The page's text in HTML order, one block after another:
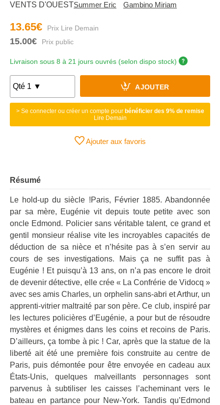
VENTS D'OUESTSummer Eric Gambino Miriam
13.65€
15.00€
Livraison sous 8 à 21 jours ouvrés (selon dispo stock)
AJOUTER
> Se connecter ou créer un compte pour bénéficier des 9% de remise
Lire Demain
Ajouter aux favoris
Résumé
Le hold-up du siècle !Paris, Février 1885. Abandonnée
par sa mère, Eugénie vit depuis toute petite avec son
oncle Edmond. Policier sans véritable talent, ce grand et
gentil monsieur réalise vite les incroyables capacités de
déduction de sa nièce et n’hésite pas à s’en servir au
cours de ses investigations. Mais ça ne suffit pas à
Eugénie ! Et puisqu’à 13 ans, on n’a pas encore le droit
de devenir détective, elle crée « La Confrérie de Vidocq »
avec ses amis Charles, un orphelin sans-abri et Arthur, un
apprenti-vitrier maltraité par son père. Ce club, inspiré par
les lectures policières d’Eugénie, a pour but de résoudre
mystères et énigmes dans les coins et recoins de Paris.
D’ailleurs, ça tombe à pic ! Car, après que la statue de la
liberté ait été une première fois construite au centre de
Paris, puis démontée pour être envoyée en cadeau aux
États-Unis, quelques malveillants personnages sont
parvenus à subtiliser les caisses l’acheminant vers le
bateau en partance pour New-York. Tandis qu’Edmond